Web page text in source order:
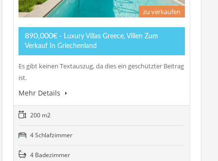
zu verkaufen
890,000€ - Luxury Villas Greece, Villen Zum
Verkauf In Griechenland
Es gibt keinen Textauszug, da dies ein geschützter Beitrag
ist.
Mehr Details
200 m2
4 Schlafzimmer
4 Badezimmer